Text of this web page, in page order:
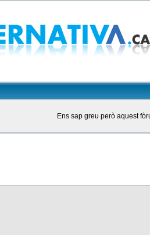
Ens sap greu però aquest